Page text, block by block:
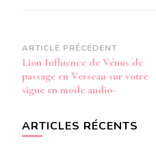
Navigation
d’article
ARTICLE PRÉCÉDENT
Lion Influence de Vénus de
passage en Verseau sur votre
signe en mode audio-
ARTICLES RÉCENTS